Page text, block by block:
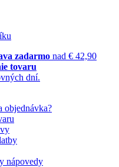
zadarmo nad € 42,90
tovaru
dní.
objednávka?
nápovedy